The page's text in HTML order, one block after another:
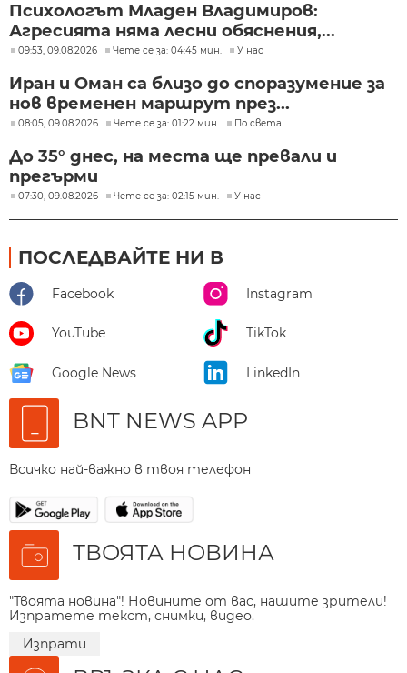
Психологът Младен Владимиров:
Агресията няма лесни обяснения,...
09:53, 09.08.2026 Чете се за: 04:45 мин. У нас
Иран и Оман са близо до споразумение за
нов временен маршрут през...
08:05, 09.08.2026 Чете се за: 01:22 мин. По света
До 35° днес, на места ще превали и
прегърми
07:30, 09.08.2026 Чете се за: 02:15 мин. У нас
ПОСЛЕДВАЙТЕ НИ В
Facebook Instagram
YouTube TikTok
Google News LinkedIn
BNT NEWS APP
Всичко най-важно в твоя телефон
ТВОЯТА НОВИНА
"Твоята новина"! Новините от вас, нашите зрители!
Изпратете текст, снимки, видео.
Изпрати